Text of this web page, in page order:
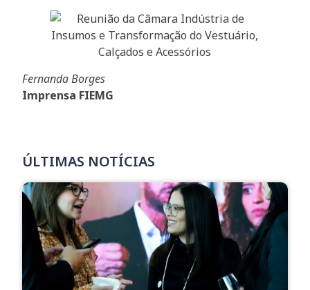
Fernanda Borges
Imprensa FIEMG
ÚLTIMAS NOTÍCIAS